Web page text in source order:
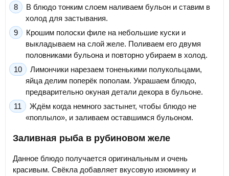
В блюдо тонким слоем наливаем бульон и ставим в
холод для застывания.
Крошим полоски филе на небольшие куски и
выкладываем на слой желе. Поливаем его двумя
половниками бульона и повторно убираем в холод.
Лимончики нарезаем тоненькими полукольцами,
яйца делим поперёк пополам. Украшаем блюдо,
предварительно окуная детали декора в бульоне.
Ждём когда немного застынет, чтобы блюдо не
«поплыло», и заливаем оставшимся бульоном.
Заливная рыба в рубиновом желе
Данное блюдо получается оригинальным и очень
красивым. Свёкла добавляет вкусовую изюминку и